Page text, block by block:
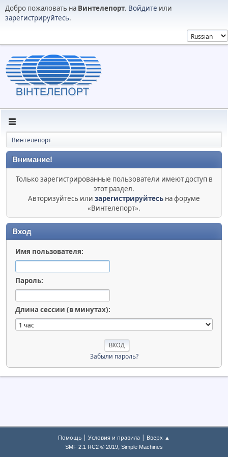
Добро пожаловать на Винтелепорт. Войдите или
зарегистрируйтесь.
Винтелепорт
Внимание!
Только зарегистрированные пользователи имеют доступ в
этот раздел.
Авторизуйтесь или зарегистрируйтесь на форуме
«Винтелепорт».
Вход
Имя пользователя:
Пароль:
Длина сессии (в минутах):
Забыли пароль?
Помощь | Условия и правила | Вверх ▲
SMF 2.1 RC2 © 2019, Simple Machines